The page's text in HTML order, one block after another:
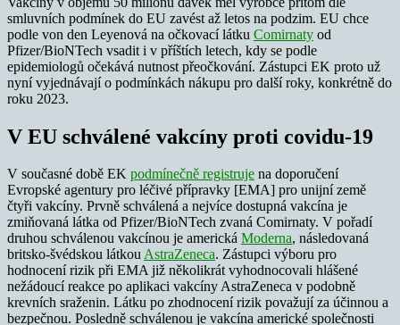
smluvních podmínek do EU zavést až letos na podzim. EU chce
podle von den Leyenová na očkovací látku Comirnaty od
Pfizer/BioNTech vsadit i v příštích letech, kdy se podle
epidemiologů očekává nutnost přeočkování. Zástupci EK proto už
nyní vyjednávají o podmínkách nákupu pro další roky, konkrétně do
roku 2023.
V EU schválené vakcíny proti covidu-19
V současné době EK podmínečně registruje na doporučení
Evropské agentury pro léčivé přípravky [EMA] pro unijní země
čtyři vakcíny. Prvně schválená a nejvíce dostupná vakcína je
zmiňovaná látka od Pfizer/BioNTech zvaná Comirnaty. V pořadí
druhou schválenou vakcínou je americká Moderna, následovaná
britsko-švédskou látkouAstraZeneca. Zástupci výboru pro
hodnocení rizik při EMA již několikrát vyhodnocovali hlášené
nežádoucí reakce po aplikaci vakcíny AstraZeneca v podobně
krevních sraženin. Látku po zhodnocení rizik považují za účinnou a
bezpečnou. Posledně schválenou je vakcína americké společnosti